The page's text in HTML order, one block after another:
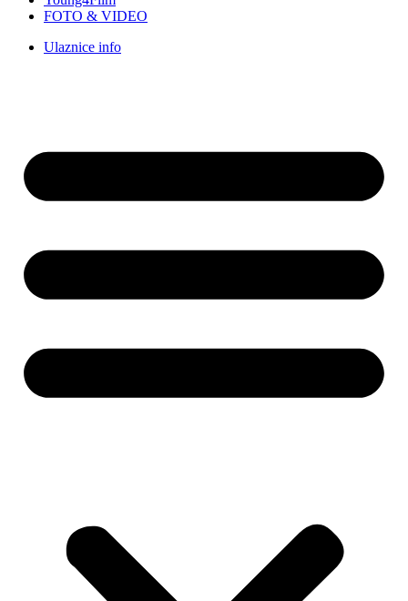
FOTO & VIDEO
Ulaznice info